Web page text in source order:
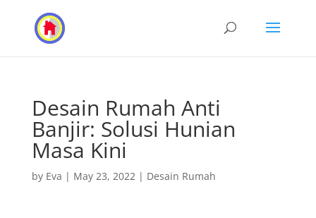
Desain Rumah Anti
Banjir: Solusi Hunian
Masa Kini
by Eva | May 23, 2022| Desain Rumah